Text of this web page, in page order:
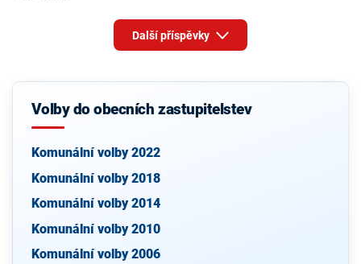
Další příspěvky
Volby do obecních zastupitelstev
Komunální volby 2022
Komunální volby 2018
Komunální volby 2014
Komunální volby 2010
Komunální volby 2006